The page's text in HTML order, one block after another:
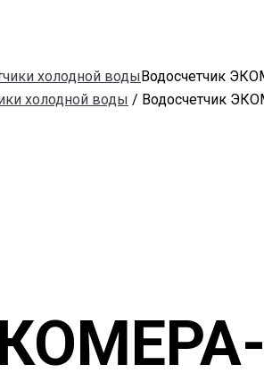
холодной водыВодосчетчик
холодной воды / Водосчетчик